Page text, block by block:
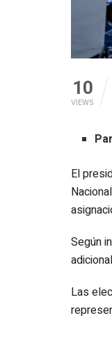
10
VIEWS
El
Según
Las